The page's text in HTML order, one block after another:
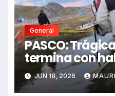
General
PASCO:
termina con
sin vida en
JUN 18, 2026